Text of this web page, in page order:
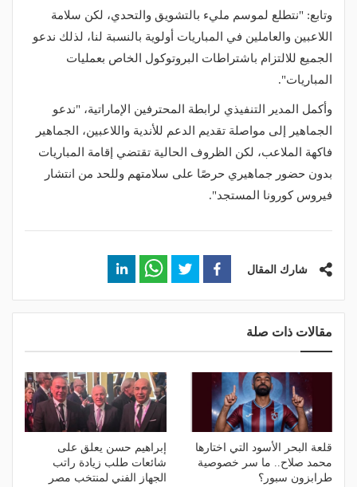
وتابع: "نتطلع لموسم مليء بالتشويق والتحدي، لكن سلامة
اللاعبين والعاملين في المباريات أولوية بالنسبة لنا، لذلك ندعو
الجميع للالتزام باشتراطات البروتوكول الخاص بعمليات
المباريات".
وأكمل المدير التنفيذي لرابطة المحترفين الإماراتية، "ندعو
الجماهير إلى مواصلة تقديم الدعم للأندية واللاعبين، الجماهير
فاكهة الملاعب، لكن الظروف الحالية تقتضي إقامة المباريات
بدون حضور جماهيري حرصًا على سلامتهم وللحد من انتشار
فيروس كورونا المستجد".
شارك المقال
مقالات ذات صلة
قلعة البحر الأسود التي اختارها
محمد صلاح.. ما سر خصوصية
طرابزون سبور؟
إبراهيم حسن يعلق على
شائعات طلب زيادة راتب
الجهاز الفني لمنتخب مصر